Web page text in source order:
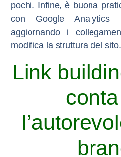
pochi. Infine, è buona
con Google Analytics
aggiornando i
modifica la struttura del sito.
Link